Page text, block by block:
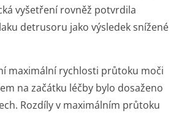
vyšetření rovněž potvrdila
detrusoru jako výsledek snížené
maximální rychlosti průtoku moči
na začátku léčby bylo dosaženo
Rozdíly v maximálním průtoku